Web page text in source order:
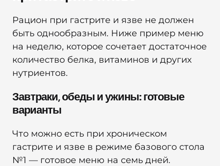
Рацион при гастрите и язве не должен
быть однообразным. Ниже пример меню
на неделю, которое сочетает достаточное
количество белка, витаминов и других
нутриентов.
Завтраки, обеды и ужины: готовые
варианты
Что можно есть при хроническом
гастрите и язве в режиме базового стола
№1 — готовое меню на семь дней.